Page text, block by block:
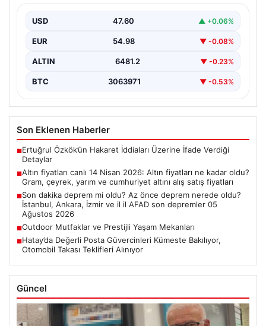
fiyatları
USD 47.60 ▲ +0.06%
EUR 54.98 ▼ -0.08%
ALTIN 6481.2 ▼ -0.23%
BTC 3063971 ▼ -0.53%
Son Eklenen Haberler
■Ertuğrul Özkök’ün Hakaret İddiaları Üzerine İfade Verdiği
Detaylar
■Altın fiyatları canlı 14 Nisan 2026: Altın fiyatları ne kadar oldu?
Gram, çeyrek, yarım ve cumhuriyet altını alış satış fiyatları
■Son dakika deprem mi oldu? Az önce deprem nerede oldu?
İstanbul, Ankara, İzmir ve il il AFAD son depremler 05
Ağustos 2026
■Outdoor Mutfaklar ve Prestijli Yaşam Mekanları
■Hatay’da Değerli Posta Güvercinleri Kümeste Bakılıyor,
Otomobil Takası Teklifleri Alınıyor
Güncel